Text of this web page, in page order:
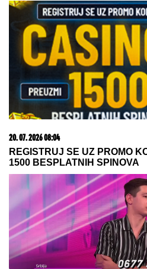
20. 07. 2026 08:04
REGISTRUJ SE UZ PROMO
1500 BESPLATNIH SPINOVA